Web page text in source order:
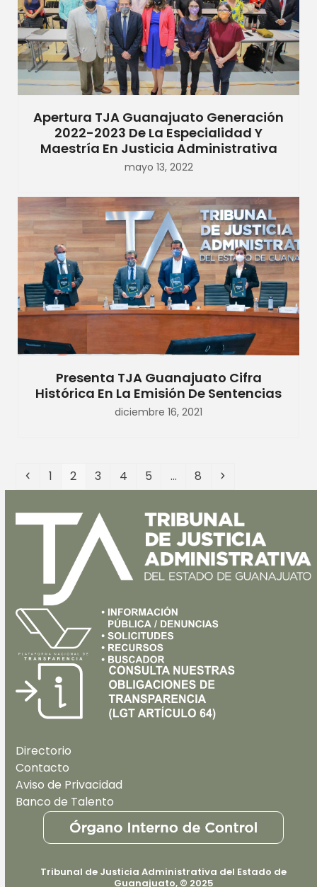
Apertura TJA Guanajuato Generación
2022-2023 De La Especialidad Y
Maestría En Justicia Administrativa
mayo 13, 2022
Presenta TJA Guanajuato Cifra
Histórica En La Emisión De Sentencias
diciembre 16, 2021
Anterior
Page
1 Page
2 Page
3 Page
4 Page
5 … Page
8
Directorio
Contacto
Aviso de Privacidad
Banco de Talento
Tribunal de Justicia Administrativa del Estado de
Guanajuato, © 2025